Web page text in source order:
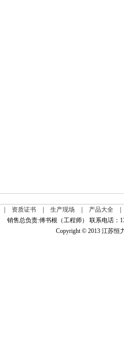
| 资质证书 | 生产现场 | 产品大全
|
销售总负责:傅书根（工程师） 联系电话：
Copyright © 2013 江苏恒